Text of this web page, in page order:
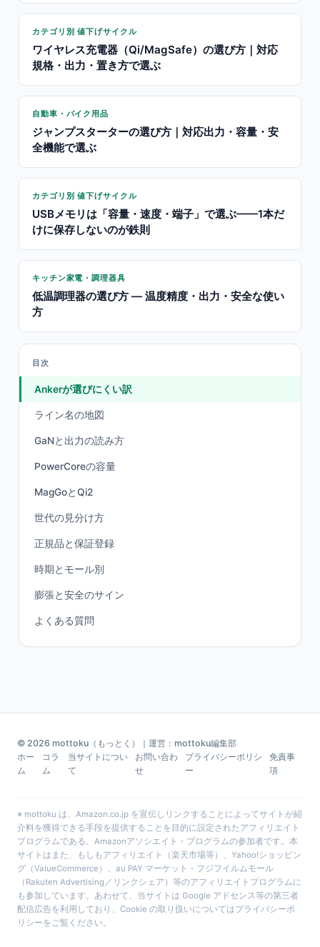
カテゴリ別 値下げサイクル
ワイヤレス充電器（Qi/MagSafe）の選び方｜対応
規格・出力・置き方で選ぶ
自動車・バイク用品
ジャンプスターターの選び方｜対応出力・容量・安
全機能で選ぶ
カテゴリ別 値下げサイクル
USBメモリは「容量・速度・端子」で選ぶ——1本だ
けに保存しないのが鉄則
キッチン家電・調理器具
低温調理器の選び方 — 温度精度・出力・安全な使い
方
目次
Ankerが選びにくい訳
ライン名の地図
GaNと出力の読み方
PowerCoreの容量
MagGoとQi2
世代の見分け方
正規品と保証登録
時期とモール別
膨張と安全のサイン
よくある質問
© 2026 mottoku（もっとく）｜運営：mottoku編集部
ホー
ム
コラ
ム
当サイトについ
て
お問い合わ
せ
プライバシーポリシ
ー
免責事
項
※ mottoku は、Amazon.co.jp を宣伝しリンクすることによってサイトが紹
介料を獲得できる手段を提供することを目的に設定されたアフィリエイト
プログラムである、Amazonアソシエイト・プログラムの参加者です。本
サイトはまた、もしもアフィリエイト（楽天市場等）、Yahoo!ショッピン
グ（ValueCommerce）、au PAY マーケット・フジフイルムモール
（Rakuten Advertising／リンクシェア）等のアフィリエイトプログラムに
も参加しています。あわせて、当サイトは Google アドセンス等の第三者
配信広告を利用しており、Cookie の取り扱いについてはプライバシーポ
リシーをご覧ください。